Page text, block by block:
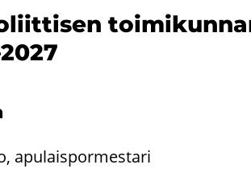
apu­lais­por­mes­ta­ri